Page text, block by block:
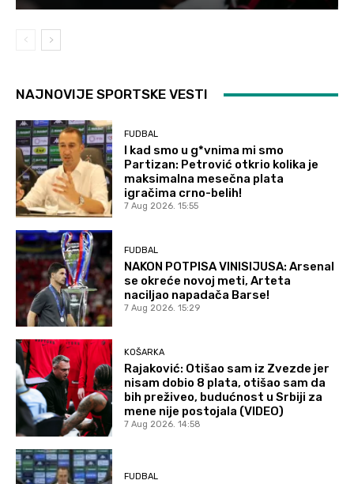
NAJNOVIJE SPORTSKE VESTI
FUDBAL
I kad smo u g*vnima mi smo
Partizan: Petrović otkrio kolika je
maksimalna mesečna plata
igračima crno-belih!
7 Aug 2026. 15:55
FUDBAL
NAKON POTPISA VINISIJUSA: Arsenal
se okreće novoj meti, Arteta
naciljao napadača Barse!
7 Aug 2026. 15:29
KOŠARKA
Rajaković: Otišao sam iz Zvezde jer
nisam dobio 8 plata, otišao sam da
bih preživeo, budućnost u Srbiji za
mene nije postojala (VIDEO)
7 Aug 2026. 14:58
FUDBAL